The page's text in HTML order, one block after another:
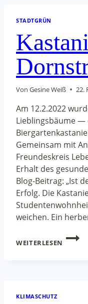
STADTGRÜN
Von Gesine Weiß 22.
Am 12.2.2022
Lieblingsbäume —
Gemeinsam mit
Freundeskreis
Erhalt des
Blog-Beitrag: „Ist
Erfolg. Die
weichen. Ein
WEITERLESEN
KLIMASCHUTZ